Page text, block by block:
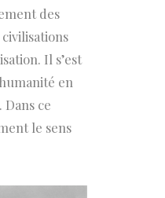
des
Il s’est
en
ce
le sens